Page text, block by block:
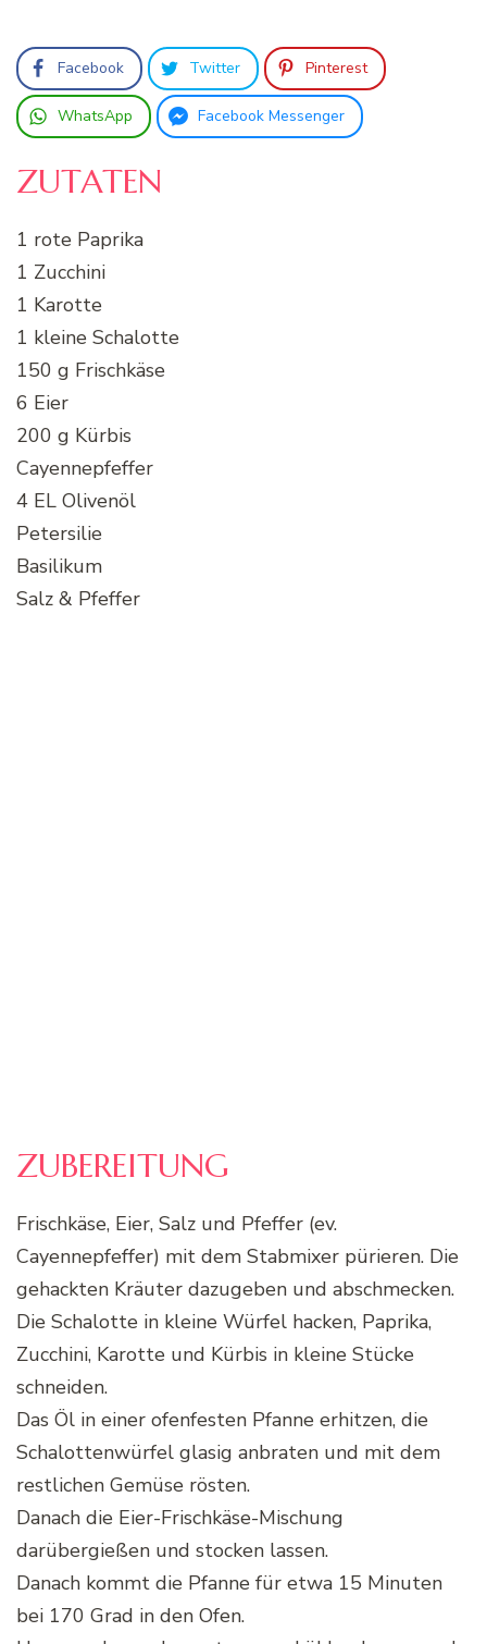
Facebook Twitter Pinterest
WhatsApp Facebook Messenger
ZUTATEN
1 rote Paprika
1 Zucchini
1 Karotte
1 kleine Schalotte
150 g Frischkäse
6 Eier
200 g Kürbis
Cayennepfeffer
4 EL Olivenöl
Petersilie
Basilikum
Salz & Pfeffer
ZUBEREITUNG
Frischkäse, Eier, Salz und Pfeffer (ev.
Cayennepfeffer) mit dem Stabmixer pürieren. Die
gehackten Kräuter dazugeben und abschmecken.
Die Schalotte in kleine Würfel hacken, Paprika,
Zucchini, Karotte und Kürbis in kleine Stücke
schneiden.
Das Öl in einer ofenfesten Pfanne erhitzen, die
Schalottenwürfel glasig anbraten und mit dem
restlichen Gemüse rösten.
Danach die Eier-Frischkäse-Mischung
darübergießen und stocken lassen.
Danach kommt die Pfanne für etwa 15 Minuten
bei 170 Grad in den Ofen.